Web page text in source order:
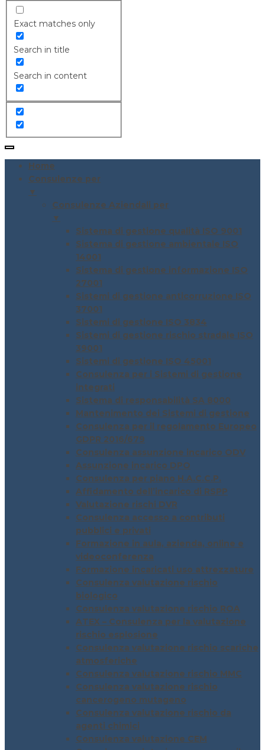
Exact matches only
Search in title
Search in content
Home
Consulenze per
▼
Consulenze Aziendali per
▼
Sistema di gestione qualità ISO 9001
Sistema di gestione ambientale ISO
14001
Sistema di gestione informazione ISO
27001
Sistemi di gestione anticorruzione ISO
37001
Sistemi di gestione ISO 3834
Sistemi di gestione rischio stradale ISO
39001
Sistemi di gestione ISO 45001
Consulenza per i Sistemi di gestione
integrati
Sistema di responsabilità SA 8000
Mantenimento dei Sistemi di gestione
Consulenza per il regolamento Europeo
GDPR 2016/679
Consulenza assunzione incarico ODV
Assunzione incarico DPO
Consulenza per piano H.A.C.C.P.
Affidamento dell’incarico di RSPP
Valutazione rischi DVR
Consulenza accesso a contributi
pubblici e privati
Formazione in aula, azienda, online e
videoconferenza
Formazione incaricati uso attrezzature
Consulenza valutazione rischio
biologico
Consulenza valutazione rischio ROA
ATEX – Consulenza per la valutazione
rischio esplosione
Consulenza valutazione rischio scariche
atmosferiche
Consulenza valutazione rischio MMC
Consulenza valutazione rischio
cancerogeno mutageno
Consulenza valutazione rischio da
agenti chimici
Consulenza valutazione CEM